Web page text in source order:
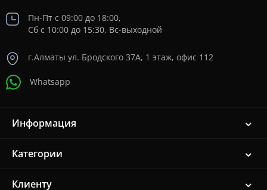
Пн-Пт с 09:00 до 18:00,
Сб с 10:00 до 15:30, Вс-выходной
г.Алматы ул. Бродского 37A, 1 этаж, офис 112
Whatsapp
Информация
Категории
Клиенту